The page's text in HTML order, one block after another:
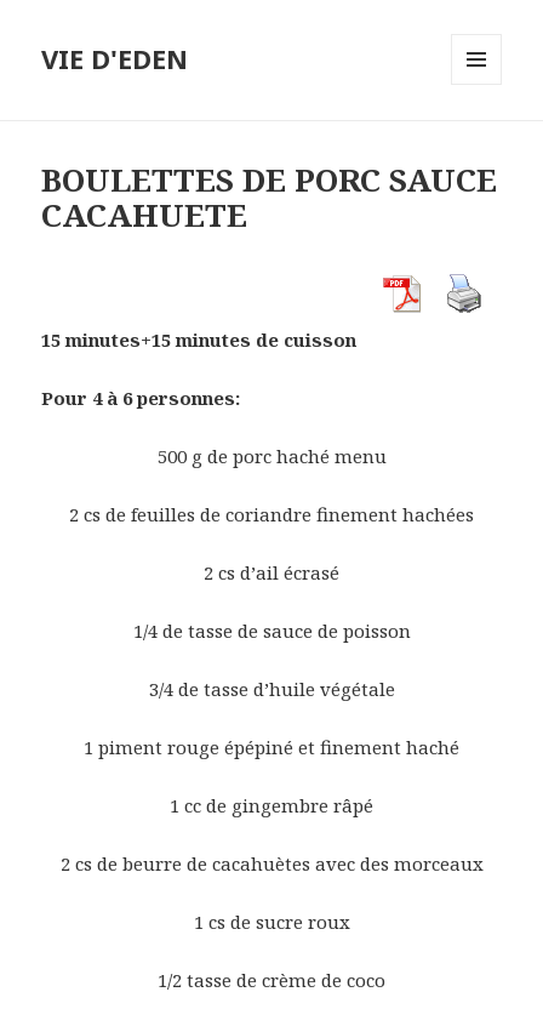
VIE D'EDEN
BOULETTES DE PORC SAUCE
CACAHUETE
15 minutes+15 minutes de cuisson
Pour 4 à 6 personnes:
500 g de porc haché menu
2 cs de feuilles de coriandre finement hachées
2 cs d’ail écrasé
1/4 de tasse de sauce de poisson
3/4 de tasse d’huile végétale
1 piment rouge épépiné et finement haché
1 cc de gingembre râpé
2 cs de beurre de cacahuètes avec des morceaux
1 cs de sucre roux
1/2 tasse de crème de coco